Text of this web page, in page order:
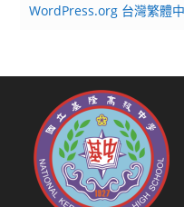
WordPress.org 台灣繁體